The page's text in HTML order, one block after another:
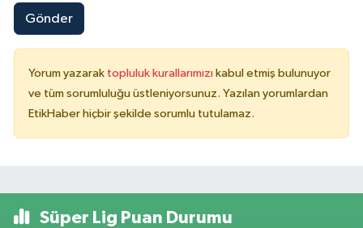
Gönder
Yorum yazarak topluluk kurallarımızı kabul etmiş bulunuyor
ve tüm sorumluluğu üstleniyorsunuz. Yazılan yorumlardan
EtikHaber hiçbir şekilde sorumlu tutulamaz.
Süper Lig Puan Durumu